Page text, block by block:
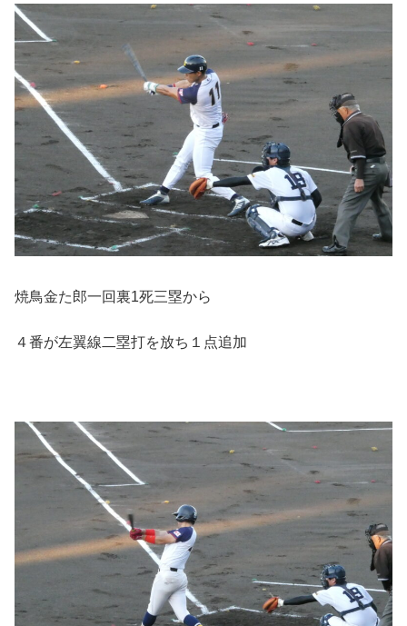
焼鳥金た郎一回裏1死三塁から
４番が左翼線二塁打を放ち１点追加